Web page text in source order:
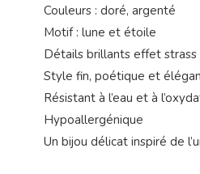
Couleurs : doré, argenté
Motif : lune et étoile
Détails brillants effet strass
Style fin, poétique et
Résistant à l’eau et à
Hypoallergénique
Un bijou délicat inspiré de